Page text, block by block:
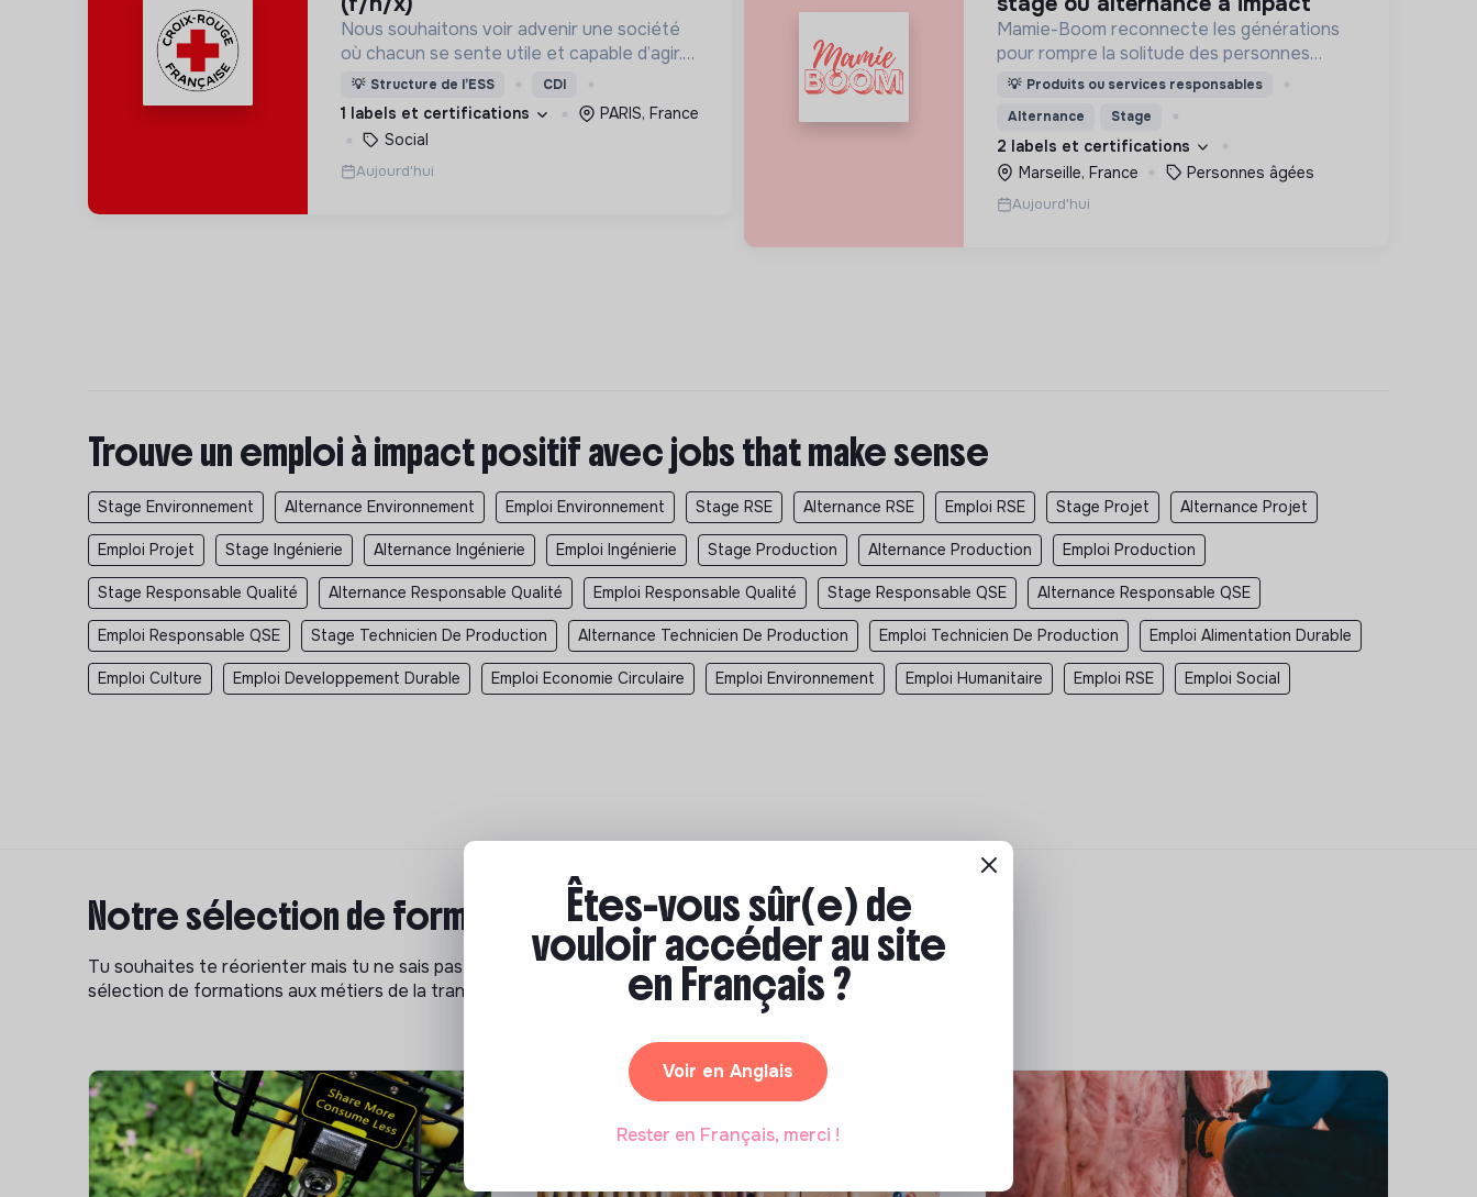
Nous souhaitons voir advenir une société
où chacun se sente utile et capable d’agir.
Pour cela, nous proposons des moyens et
des lieux d’engagement innovants et
adaptés à tous.
💡 Structure de l’ESS CDI
1 labels et certifications
PARIS, France
Social
Aujourd'hui
Mamie-Boom reconnecte les générations
pour rompre la solitude des personnes
âgées, grâce aux visites d'étudiants chaque
💡 Produits ou services responsables
Alternance
Stage
2 labels et certifications
Marseille, France
Personnes âgées
Aujourd'hui
Trouve un emploi à impact positif avec jobs that make sense
Stage Environnement Alternance Environnement Emploi Environnement Stage RSE Alternance RSE Emploi RSE Stage Projet Alternance Projet
Emploi Projet Stage Ingénierie Alternance Ingénierie Emploi Ingénierie Stage Production Alternance Production Emploi Production
Stage Responsable Qualité Alternance Responsable Qualité Emploi Responsable Qualité Stage Responsable QSE Alternance Responsable QSE
Emploi Responsable QSE Stage Technicien De Production Alternance Technicien De Production Emploi Technicien De Production Emploi Alimentation Durable
Emploi Culture Emploi Developpement Durable Emploi Economie Circulaire Emploi Environnement Emploi Humanitaire Emploi RSE Emploi Social
Notre sélection de formations à impact
Tu souhaites te réorienter mais tu ne sais pas par où commencer ? Pas de panique, on te propose une
sélection de formations aux métiers de la transition écologique et solidaire !
Êtes-vous sûr(e) de
vouloir accéder au site
en Français ?
Voir en Anglais
Rester en Français, merci !